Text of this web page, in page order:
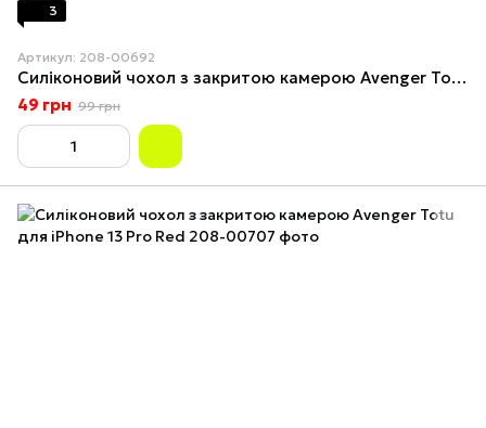
3
Артикул: 208-00692
Силіконовий чохол з закритою камерою Avenger Totu для iPhone 12 Pro Max Red
49 грн 99 грн